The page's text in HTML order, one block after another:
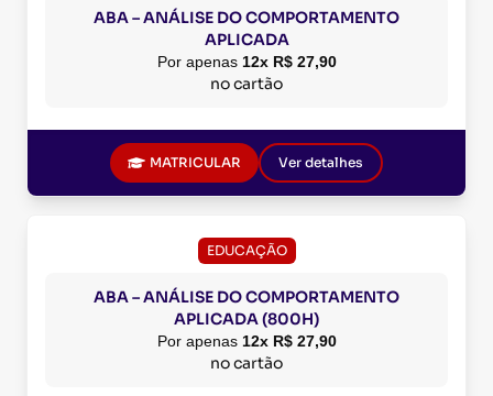
ABA – ANÁLISE DO COMPORTAMENTO
APLICADA
Por apenas 12x R$ 27,90
no cartão
MATRICULAR Ver detalhes
EDUCAÇÃO
ABA – ANÁLISE DO COMPORTAMENTO
APLICADA (800H)
Por apenas 12x R$ 27,90
no cartão